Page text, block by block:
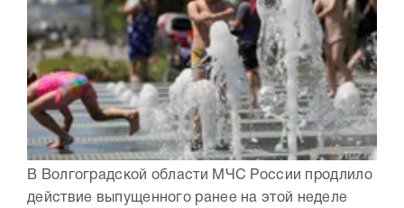
В Волгоградской области МЧС России продлило
действие выпущенного ранее на этой неделе